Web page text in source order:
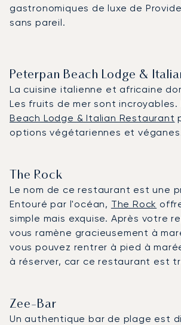
gastronomiques de luxe de
sans pareil.
Peterpan Beach Lodge &
La cuisine italienne et africaine
Les fruits de mer sont
Beach Lodge & Italian Restaurant
options végétariennes et
The Rock
Le nom de ce restaurant est une
Entouré par l'océan, The Rock
simple mais exquise. Après votre
vous ramène gracieusement à
vous pouvez rentrer à pied à
à réserver, car ce restaurant est
Zee-Bar
Un authentique bar de plage est